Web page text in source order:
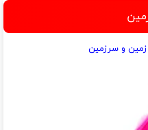
زمین و سرزمین